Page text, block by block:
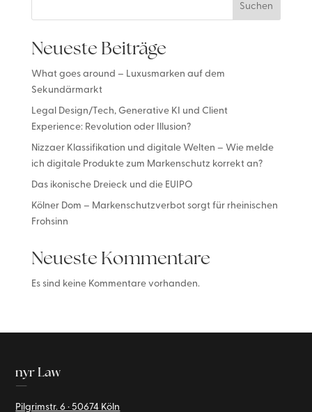
Suchen
Neueste Beiträge
What goes around – Luxusmarken auf dem
Sekundärmarkt
Legal Design/Tech, Generative KI und Client
Experience: Revolution oder Illusion?
Nizzaer Klassifikation und digitale Welten – Wie melde
ich digitale Produkte zum Markenschutz korrekt an?
Das ikonische Dreieck und die EUIPO
Kölner Dom – Markenschutzverbot sorgt für rheinischen
Frohsinn
Neueste Kommentare
Es sind keine Kommentare vorhanden.
nyr Law
—
Pilgrimstr. 6 · 50674 Köln